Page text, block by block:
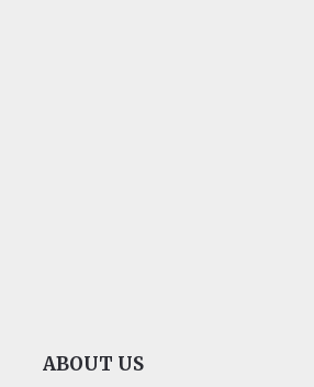
ABOUT US